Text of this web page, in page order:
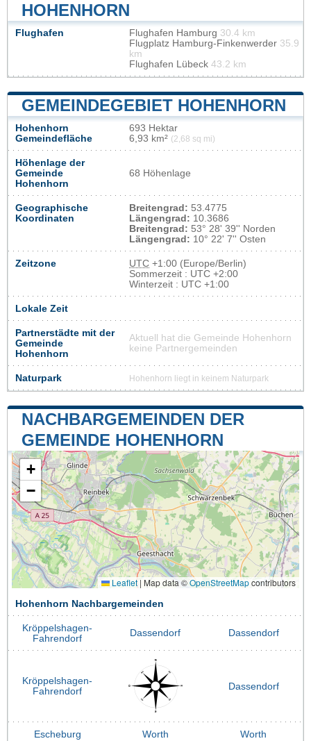
HOHENHORN
Flughafen Flughafen Hamburg 30.4 km
Flugplatz Hamburg-Finkenwerder 35.9
km
Flughafen Lübeck 43.2 km
GEMEINDEGEBIET HOHENHORN
Hohenhorn
Gemeindefläche
693 Hektar
6,93 km² (2,68 sq mi)
Höhenlage der
Gemeinde
Hohenhorn
68 Höhenlage
Geographische
Koordinaten
Breitengrad: 53.4775
Längengrad: 10.3686
Breitengrad: 53° 28' 39'' Norden
Längengrad: 10° 22' 7'' Osten
Zeitzone UTC +1:00 (Europe/Berlin)
Sommerzeit : UTC +2:00
Winterzeit : UTC +1:00
Lokale Zeit
Partnerstädte mit der
Gemeinde
Hohenhorn
Aktuell hat die Gemeinde Hohenhorn
keine Partnergemeinden
Naturpark Hohenhorn liegt in keinem Naturpark
NACHBARGEMEINDEN DER
GEMEINDE HOHENHORN
+
−
Leaflet | Map data ©OpenStreetMapcontributors
Hohenhorn Nachbargemeinden
Kröppelshagen-
Fahrendorf
Dassendorf Dassendorf
Kröppelshagen-
Fahrendorf
Dassendorf
Escheburg Worth Worth